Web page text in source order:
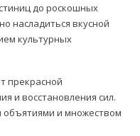
до роскошных
насладиться вкусной
культурных
прекрасной
и восстановления сил.
объятиями и множеством